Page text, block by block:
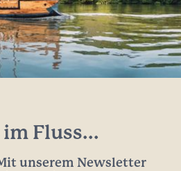
Fluss...
unserem Newsletter